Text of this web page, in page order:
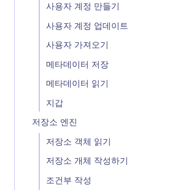
사용자 계정 만들기
사용자 계정 업데이트
사용자 가져오기
메타데이터 저장
메타데이터 읽기
지갑
저장소 엔진
저장소 객체 읽기
저장소 개체 작성하기
조건부 작성